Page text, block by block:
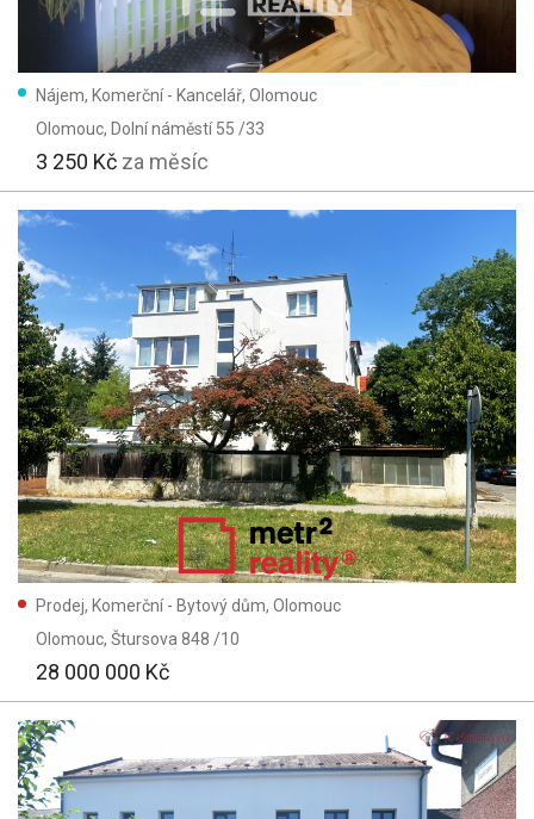
Nájem, Komerční - Kancelář, Olomouc
Olomouc, Dolní náměstí 55 /33
3 250 Kč za měsíc
Prodej, Komerční - Bytový dům, Olomouc
Olomouc, Štursova 848 /10
28 000 000 Kč